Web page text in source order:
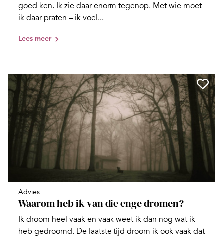
goed ken. Ik zie daar enorm tegenop. Met wie moet
ik daar praten – ik voel...
Lees meer
Advies
Waarom heb ik van die enge dromen?
Ik droom heel vaak en vaak weet ik dan nog wat ik
heb gedroomd. De laatste tijd droom ik ook vaak dat